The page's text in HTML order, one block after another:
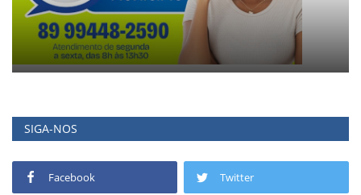
SIGA-NOS
Facebook Twitter